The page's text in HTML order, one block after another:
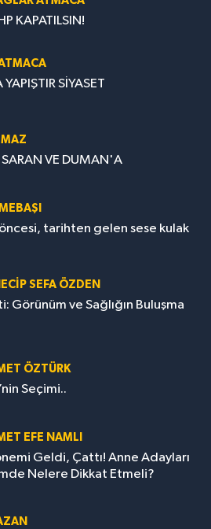
KAPATILSIN!
YAPIŞTIR SİYASET
VE DUMAN'A
tarihten gelen sese kulak
SEFA ÖZDEN
Görünüm ve Sağlığın Buluşma
ÖZTÜRK
Seçimi..
EFE NAMLI
Geldi, Çattı! Anne Adayları
Nelere Dikkat Etmeli?